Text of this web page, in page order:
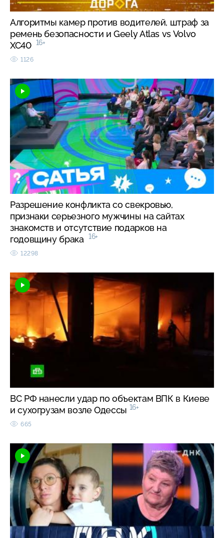
Алгоритмы камер против водителей, штраф за
ремень безопасности и Geely Atlas vs Volvo
XC40 16+
1126
Разрешение конфликта со свекровью,
признаки серьезного мужчины на сайтах
знакомств и отсутствие подарков на
годовщину брака
16+
12298
ВС РФ нанесли удар по объектам ВПК в Киеве
и сухогрузам возле Одессы 16+
665